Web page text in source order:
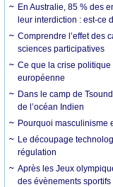
En Australie, 85 % des
leur interdiction : est-ce
Comprendre l’effet des
sciences participatives
Ce que la crise politique
européenne
Dans le camp de
de l’océan Indien
Pourquoi masculinisme
Le découpage
régulation
Après les Jeux
des évènements sportifs